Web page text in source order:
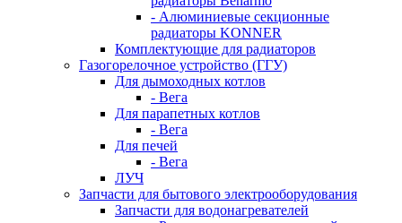
- Алюминиевые секционные
радиаторы KONNER
Комплектующие для радиаторов
Газогорелочное устройство (ГГУ)
Для дымоходных котлов
- Вега
Для парапетных котлов
- Вега
Для печей
- Вега
ЛУЧ
Запчасти для бытового электрооборудования
Запчасти для водонагревателей